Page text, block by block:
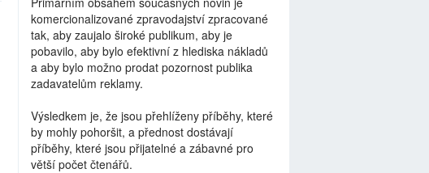
komercionalizované zpravodajství zpracované
tak, aby zaujalo široké publikum, aby je
pobavilo, aby bylo efektivní z hlediska nákladů
a aby bylo možno prodat pozornost publika
zadavatelům reklamy.
Výsledkem je, že jsou přehlíženy příběhy, které
by mohly pohoršit, a přednost dostávají
příběhy, které jsou přijatelné a zábavné pro
větší počet čtenářů.